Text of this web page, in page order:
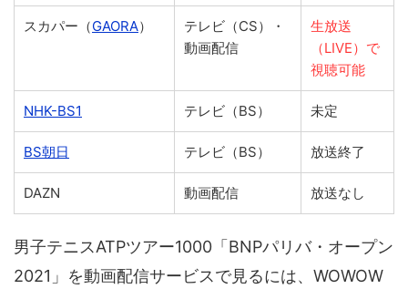
スカパー（GAORA）
テレビ（CS）・
動画配信
生放送
（LIVE）で
視聴可能
NHK-BS1 テレビ（BS） 未定
BS朝日 テレビ（BS） 放送終了
DAZN 動画配信 放送なし
男子テニスATPツアー1000「BNPパリバ・オープン
2021」を動画配信サービスで見るには、WOWOW